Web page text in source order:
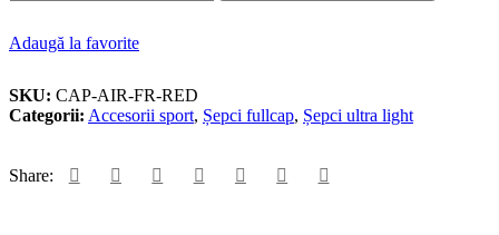
Adaugă la favorite
SKU: CAP-AIR-FR-RED
Categorii: Accesorii sport, Șepci fullcap, Șepci ultra light
Share: